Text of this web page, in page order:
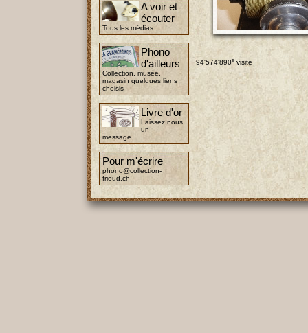
A voir et
écouter
Tous les médias
Phono
d'ailleurs
Collection, musée,
magasin quelques liens
choisis
Livre d'or
Laissez nous
un
message...
Pour m'écrire
phono@collection-
frioud.ch
94'574'890e visite